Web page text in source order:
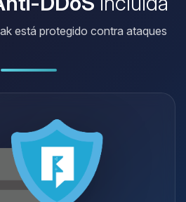
está protegido contra ataques